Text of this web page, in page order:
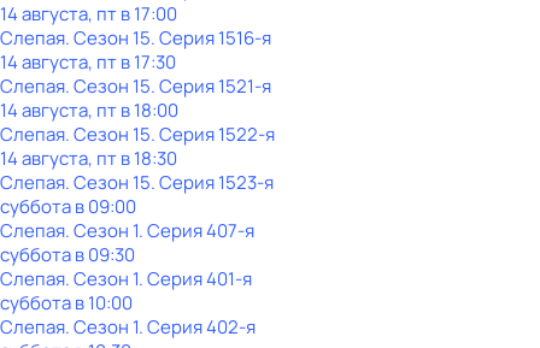
14 августа, пт в 17:00
Слепая. Сезон 15. Серия 1516-я
14 августа, пт в 17:30
Слепая. Сезон 15. Серия 1521-я
14 августа, пт в 18:00
Слепая. Сезон 15. Серия 1522-я
14 августа, пт в 18:30
Слепая. Сезон 15. Серия 1523-я
субботав09:00
Слепая. Сезон 1. Серия 407-я
субботав09:30
Слепая. Сезон 1. Серия 401-я
субботав10:00
Слепая. Сезон 1. Серия 402-я